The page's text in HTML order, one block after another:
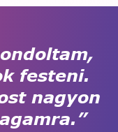
festeni.
nagyon